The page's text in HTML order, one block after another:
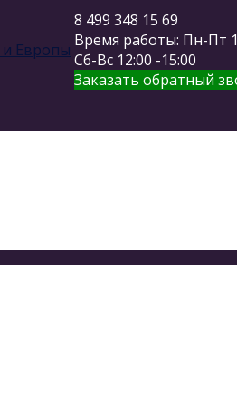
8 499 348 15 69
Время работы: Пн-Пт
Сб-Вс 12:00 -15:00
Заказать обратный